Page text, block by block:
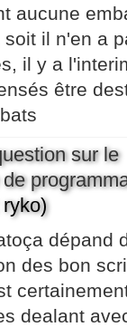
aucune
soit il n'en a
il y a
être
sur le
dépand
des bon
dealant